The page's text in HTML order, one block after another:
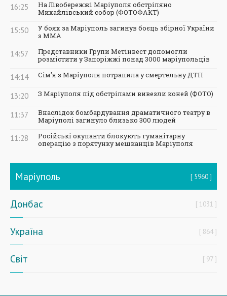
16:25
На Лівобережжі Маріуполя обстріляно
Михайлівський собор (ФОТОФАКТ)
15:50
У боях за Маріуполь загинув боєць збірної України
з ММА
14:57
Представники Групи Метінвест допомогли
розмістити у Запоріжжі понад 3000 маріупольців
14:14 Сім'я з Маріуполя потрапила у смертельну ДТП
13:20 З Маріуполя під обстрілами вивезли коней (ФОТО)
11:37
Внаслідок бомбардування драматичного театру в
Маріуполі загинуло близько 300 людей
11:28
Російські окупанти блокують гуманітарну
операцію з порятунку мешканців Маріуполя
Маріуполь 5960
Донбас 1031
Україна 864
Світ 97